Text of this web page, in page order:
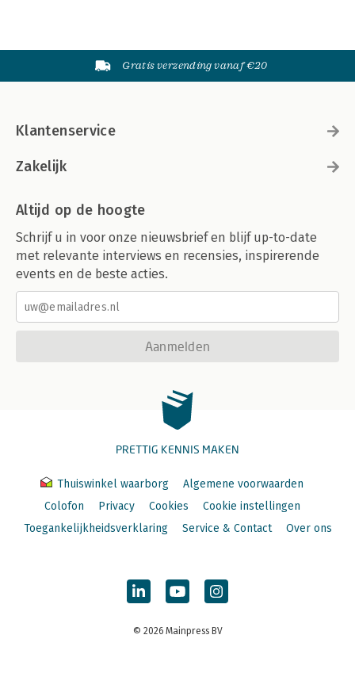
Gratis verzending vanaf €20
Klantenservice
Zakelijk
Altijd op de hoogte
Schrijf u in voor onze nieuwsbrief en blijf up-to-date
met relevante interviews en recensies, inspirerende
events en de beste acties.
Aanmelden
PRETTIG KENNIS MAKEN
Thuiswinkel waarborg
Algemene voorwaarden
Colofon
Privacy Cookies
Cookie instellingen
Toegankelijkheidsverklaring
Service & Contact Over ons
© 2026 Mainpress BV